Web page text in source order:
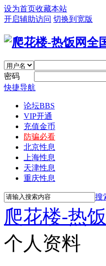
设为首页收藏本站
开启辅助访问 切换到宽版
密码
快捷导航
论坛BBS
VIP开通
充值金币
防骗必看
北京性息
上海性息
天津性息
重庆性息
搜
爬花楼-热
个人资料